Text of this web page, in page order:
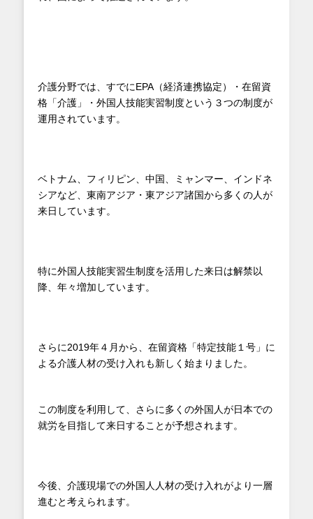
介護分野では、すでにEPA（経済連携協定）・在留資
格「介護」・外国人技能実習制度という３つの制度が
運用されています。
ベトナム、フィリピン、中国、ミャンマー、インドネ
シアなど、東南アジア・東アジア諸国から多くの人が
来日しています。
特に外国人技能実習生制度を活用した来日は解禁以
降、年々増加しています。
さらに2019年４月から、在留資格「特定技能１号」に
よる介護人材の受け入れも新しく始まりました。
この制度を利用して、さらに多くの外国人が日本での
就労を目指して来日することが予想されます。
今後、介護現場での外国人人材の受け入れがより一層
進むと考えられます。